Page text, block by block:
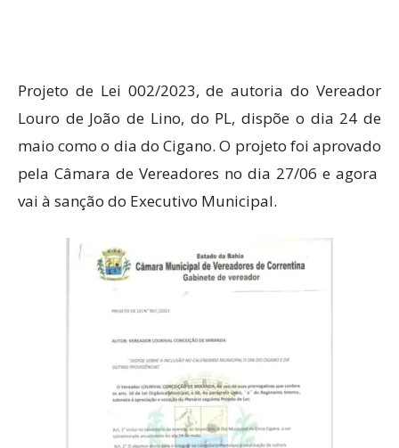
Projeto de Lei 002/2023, de autoria do Vereador
Louro de João de Lino, do PL, dispõe o dia 24 de
maio como o dia do Cigano. O projeto foi aprovado
pela Câmara de Vereadores no dia 27/06 e agora
vai à sanção do Executivo Municipal.